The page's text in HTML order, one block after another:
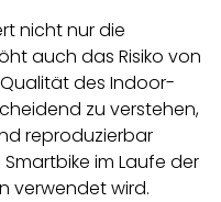
nicht nur die
auch das Risiko von
des Indoor-
zu verstehen,
reproduzierbar
im Laufe der
verwendet wird.